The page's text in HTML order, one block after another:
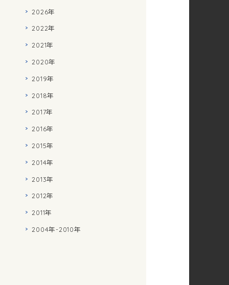
2026年
2022年
2021年
2020年
2019年
2018年
2017年
2016年
2015年
2014年
2013年
2012年
2011年
2004年-2010年